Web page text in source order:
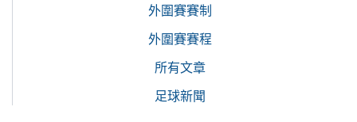
外圍賽賽制
外圍賽賽程
所有文章
足球新聞